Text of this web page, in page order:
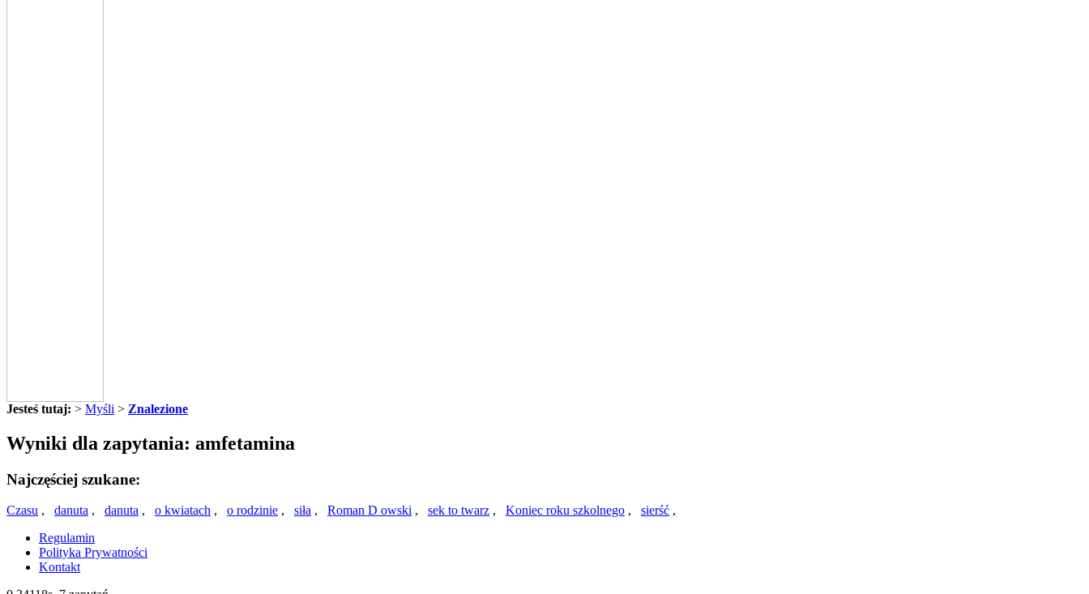
Jesteś tutaj: > Myśli > Znalezione
Wyniki dla zapytania: amfetamina
Najczęściej szukane:
Czasu , danuta , danuta , o kwiatach , o rodzinie , siła , Roman D owski , sek to twarz , Koniec roku szkolnego , sierść ,
Regulamin
Polityka Prywatności
Kontakt